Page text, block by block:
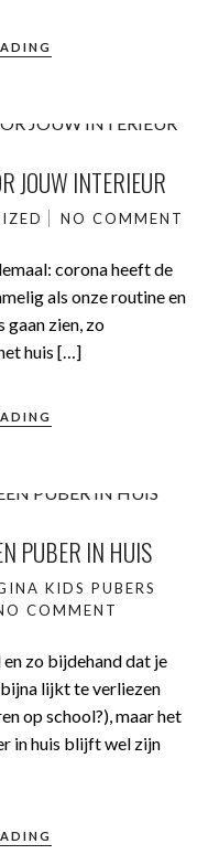
JOUW INTERIEUR
NO COMMENT
corona heeft de
als onze routine en
gaan zien, zo
huis […]
PUBER IN HUIS
KIDS PUBERS
COMMENT
zo bijdehand dat je
lijkt te verliezen
op school?), maar het
in huis blijft wel zijn